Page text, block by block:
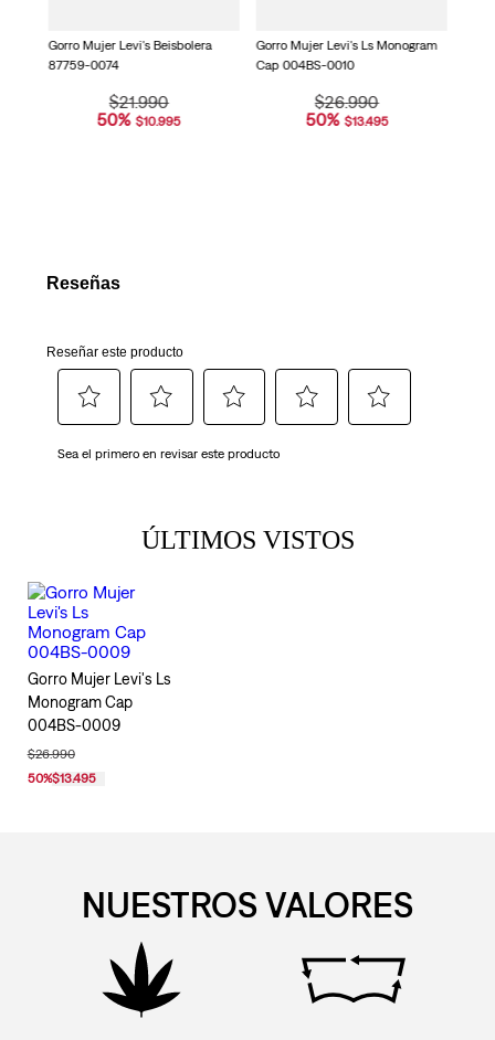
Gorro Mujer Levi's Beisbolera
87759-0074
$21.990
50% $10.995
Gorro Mujer Levi's Ls Monogram
Cap 004BS-0010
$26.990
50% $13.495
ÚLTIMOS VISTOS
Gorro Mujer Levi's Ls
Monogram Cap
004BS-0009
$26.990
50%$13.495
NUESTROS VALORES